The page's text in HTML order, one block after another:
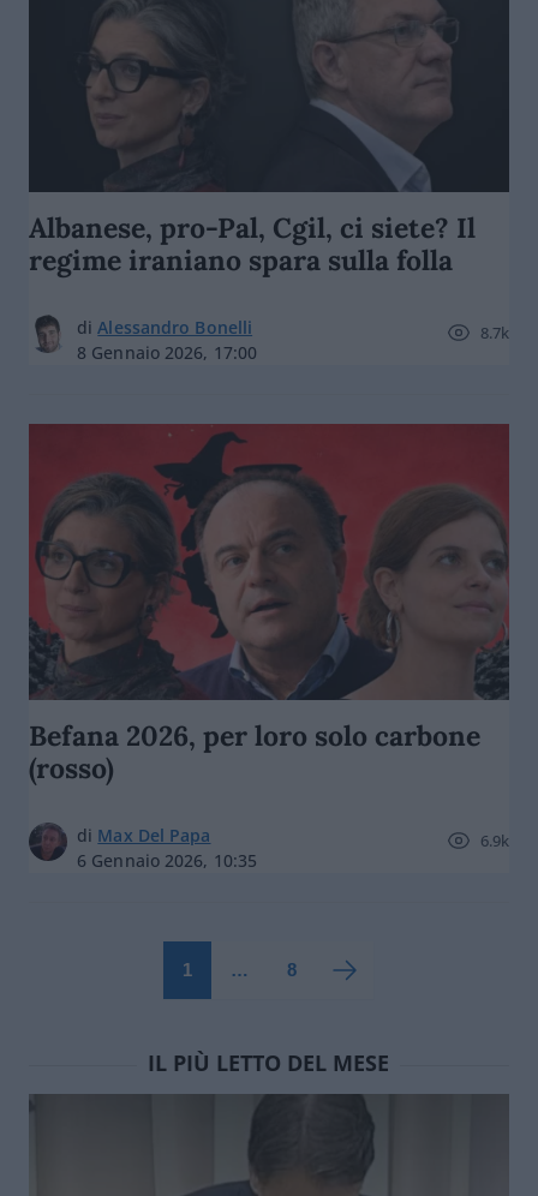
Albanese, pro-Pal, Cgil, ci siete? Il
regime iraniano spara sulla folla
diAlessandro Bonelli
8 Gennaio 2026, 17:00
8.7k
Befana 2026, per loro solo carbone
(rosso)
di Max Del Papa
6 Gennaio 2026, 10:35
6.9k
1 … 8
IL PIÙ LETTO DEL MESE